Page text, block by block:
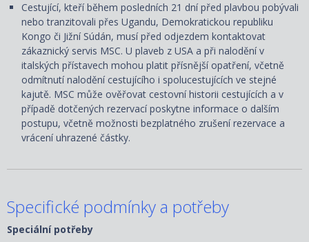
Cestující, kteří během posledních 21 dní před plavbou pobývali
nebo tranzitovali přes Ugandu, Demokratickou republiku
Kongo či Jižní Súdán, musí před odjezdem kontaktovat
zákaznický servis MSC. U plaveb z USA a při nalodění v
italských přístavech mohou platit přísnější opatření, včetně
odmítnutí nalodění cestujícího i spolucestujících ve stejné
kajutě. MSC může ověřovat cestovní historii cestujících a v
případě dotčených rezervací poskytne informace o dalším
postupu, včetně možnosti bezplatného zrušení rezervace a
vrácení uhrazené částky.
Specifické podmínky a potřeby
Speciální potřeby